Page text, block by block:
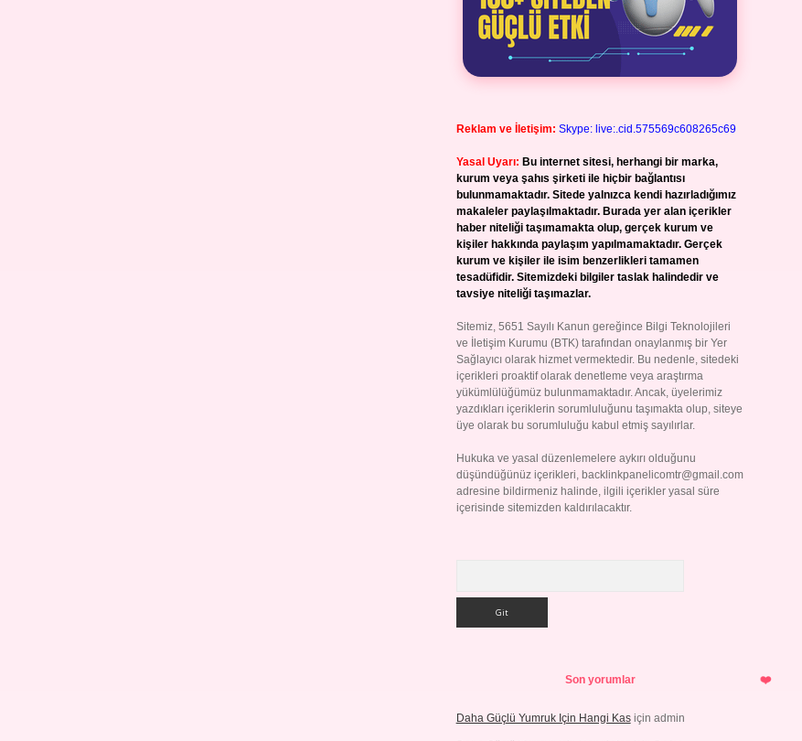
Reklam ve İletişim: Skype: live:.cid.575569c608265c69
Yasal Uyarı: Bu internet sitesi, herhangi bir marka,
kurum veya şahıs şirketi ile hiçbir bağlantısı
bulunmamaktadır. Sitede yalnızca kendi hazırladığımız
makaleler paylaşılmaktadır. Burada yer alan içerikler
haber niteliği taşımamakta olup, gerçek kurum ve
kişiler hakkında paylaşım yapılmamaktadır. Gerçek
kurum ve kişiler ile isim benzerlikleri tamamen
tesadüfidir. Sitemizdeki bilgiler taslak halindedir ve
tavsiye niteliği taşımazlar.
Sitemiz, 5651 Sayılı Kanun gereğince Bilgi Teknolojileri
ve İletişim Kurumu (BTK) tarafından onaylanmış bir Yer
Sağlayıcı olarak hizmet vermektedir. Bu nedenle, sitedeki
içerikleri proaktif olarak denetleme veya araştırma
yükümlülüğümüz bulunmamaktadır. Ancak, üyelerimiz
yazdıkları içeriklerin sorumluluğunu taşımakta olup, siteye
üye olarak bu sorumluluğu kabul etmiş sayılırlar.
Hukuka ve yasal düzenlemelere aykırı olduğunu
düşündüğünüz içerikleri, backlinkpanelicomtr@gmail.com
adresine bildirmeniz halinde, ilgili içerikler yasal süre
içerisinde sitemizden kaldırılacaktır.
Son yorumlar
Daha Güçlü Yumruk Için Hangi Kasiçin admin